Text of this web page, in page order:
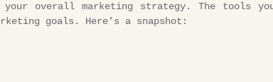
your overall marketing strategy. The tools
goals. Here’s a snapshot: